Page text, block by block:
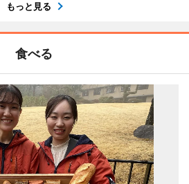
もっと見る
食べる